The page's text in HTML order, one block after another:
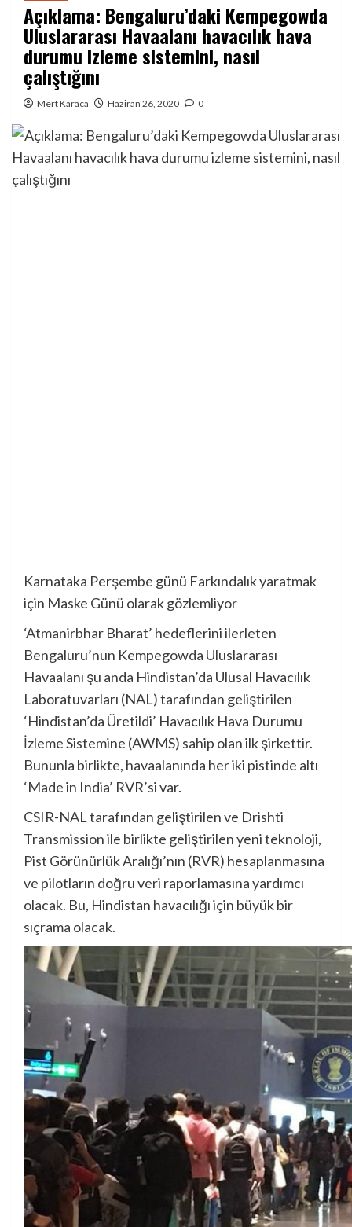
Açıklama: Bengaluru’daki Kempegowda
Uluslararası Havaalanı havacılık hava
durumu izleme sistemini, nasıl
çalıştığını
Mert Karaca Haziran 26, 2020 0
Karnataka Perşembe günü Farkındalık yaratmak
için Maske Günü olarak gözlemliyor
‘Atmanirbhar Bharat’ hedeflerini ilerleten
Bengaluru’nun Kempegowda Uluslararası
Havaalanı şu anda Hindistan’da Ulusal Havacılık
Laboratuvarları (NAL) tarafından geliştirilen
‘Hindistan’da Üretildi’ Havacılık Hava Durumu
İzleme Sistemine (AWMS) sahip olan ilk şirkettir.
Bununla birlikte, havaalanında her iki pistinde altı
‘Made in India’ RVR’si var.
CSIR-NAL tarafından geliştirilen ve Drishti
Transmission ile birlikte geliştirilen yeni teknoloji,
Pist Görünürlük Aralığı’nın (RVR) hesaplanmasına
ve pilotların doğru veri raporlamasına yardımcı
olacak. Bu, Hindistan havacılığı için büyük bir
sıçrama olacak.